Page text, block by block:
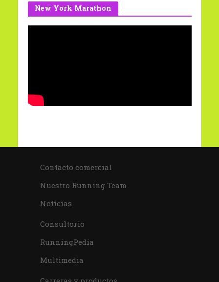
New York Marathon
Contacto comercial
Nuestro Running Team
Noticias
Consultorio
RunningPedia
Multimedia